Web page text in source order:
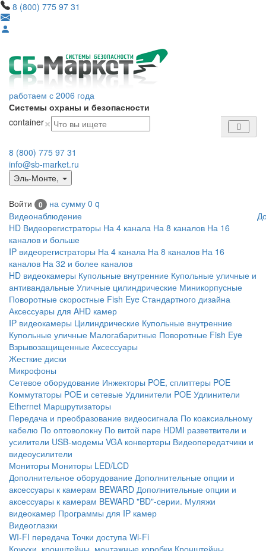
8 (800) 775 97 31
работаем с 2006 года
Системы охраны и безопасности
container×
8 (800) 775 97 31
info@sb-market.ru
Эль-Монте,
Войти 0 на сумму 0 q
Видеонаблюдение
HD Видеорегистраторы На 4 канала На 8 каналов На 16
каналов и больше
IP видеорегистраторы На 4 канала На 8 каналов На 16
каналов На 32 и более каналов
HD видеокамеры Купольные внутренние Купольные уличные и
антивандальные Уличные цилиндрические Миникорпусные
Поворотные скоростные Fish Eye Стандартного дизайна
Аксессуары для AHD камер
IP видеокамеры Цилиндрические Купольные внутренние
Купольные уличные Малогабаритные Поворотные Fish Eye
Взрывозащищенные Аксессуары
Жесткие диски
Микрофоны
Сетевое оборудование Инжекторы POE, сплиттеры POE
Коммутаторы POE и сетевые Удлинители POE Удлинители
Ethernet Маршрутизаторы
Передача и преобразование видеосигнала По коаксиальному
кабелю По оптоволокну По витой паре HDMI разветвители и
усилители USB-модемы VGA конвертеры Видеопередатчики и
видеоусилители
Мониторы Мониторы LED/LCD
Дополнительное оборудование Дополнительные опции и
аксессуары к камерам BEWARD Дополнительные опции и
аксессуары к камерам BEWARD "BD"-серии. Муляжи
видеокамер Программы для IP камер
Видеоглазки
WI-FI передача Точки доступа Wi-Fi